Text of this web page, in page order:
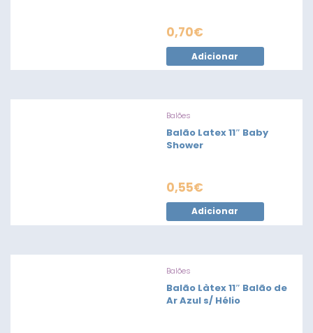
0,70€
Adicionar
Balões
Balão Latex 11″ Baby
Shower
0,55€
Adicionar
Balões
Balão Làtex 11″ Balão de
Ar Azul s/ Hélio